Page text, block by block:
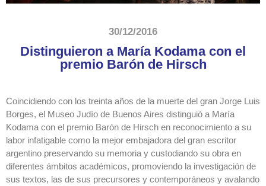
30/12/2016
Distinguieron a María Kodama con el
premio Barón de Hirsch
Coincidiendo con los treinta años de la muerte del gran Jorge Luis
Borges, el Museo Judío de Buenos Aires distinguió a María
Kodama con el premio Barón de Hirsch en reconocimiento a su
labor infatigable como la mejor embajadora del gran escritor
argentino preservando su memoria y custodiando su obra en
diferentes ámbitos académicos, promoviendo la investigación de
sus textos, las de sus precursores y contemporáneos y avalando